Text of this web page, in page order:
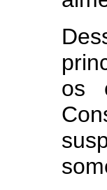
os